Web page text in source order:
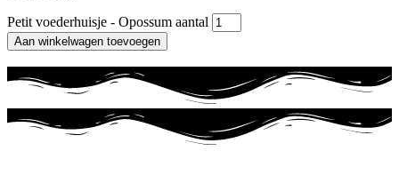
Petit voederhuisje - Opossum aantal
Aan winkelwagen toevoegen